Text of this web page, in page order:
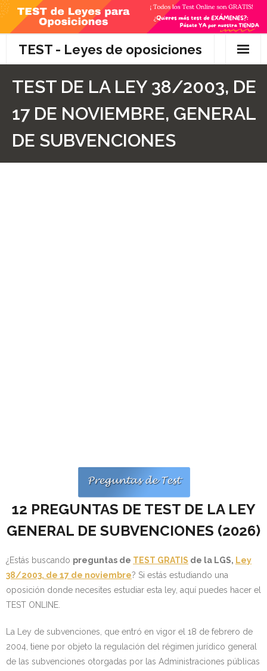
Skip
content
TEST - Leyes de oposiciones
Preguntas
- OPOSICIÓN Tramitación procesal y Administrativa –
- OPOSICIÓN Administrativo del Estado - 2024
- Seguridad Social
- - OPOSICIÓN Gestión Seguridad Social – 2025
- - OPOSICIÓN Administrativo Seguridad Social – 2025
TEST DE LA LEY 38/2003, DE
17 DE NOVIEMBRE, GENERAL
DE SUBVENCIONES
12 PREGUNTAS DE TEST DE LA LEY
GENERAL DE SUBVENCIONES (2026)
¿Estás buscando preguntas de TEST GRATIS de la LGS, Ley
38/2003, de 17 de noviembre? Si estás estudiando una
oposición donde necesites estudiar esta ley, aquí puedes hacer el
TEST ONLINE.
La Ley de subvenciones, que entró en vigor el 18 de febrero de
2004, tiene por objeto la regulación del régimen jurídico general
de las subvenciones otorgadas por las Administraciones públicas